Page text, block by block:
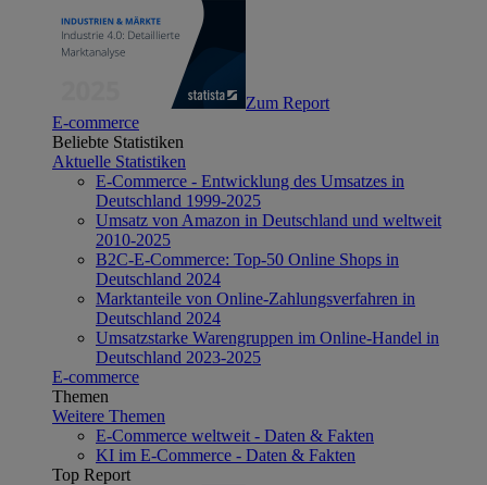
Zum Report
E-commerce
Beliebte Statistiken
Aktuelle Statistiken
E-Commerce - Entwicklung des Umsatzes in
Deutschland 1999-2025
Umsatz von Amazon in Deutschland und weltweit
2010-2025
B2C-E-Commerce: Top-50 Online Shops in
Deutschland 2024
Marktanteile von Online-Zahlungsverfahren in
Deutschland 2024
Umsatzstarke Warengruppen im Online-Handel in
Deutschland 2023-2025
E-commerce
Themen
Weitere Themen
E-Commerce weltweit - Daten & Fakten
KI im E-Commerce - Daten & Fakten
Top Report